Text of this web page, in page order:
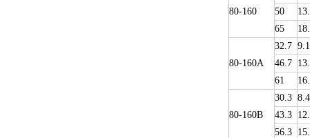
80-160
50
65
80-160A
32.7 9.1
46.7
61
80-160B
30.3 8.4
43.3
56.3